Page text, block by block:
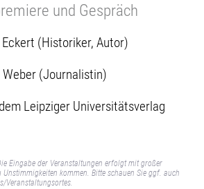
und Gespräch
(Historiker, Autor)
(Journalistin)
Leipziger Universitätsverlag
Eingabe der Veranstaltungen erfolgt mit großer
kommen. Bitte schauen Sie ggf. auch
Veranstaltungsortes.